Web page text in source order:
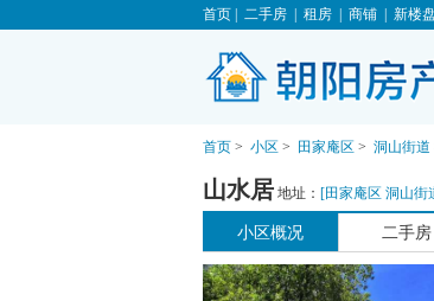
首页| 二手房| 租房| 商铺| 新楼盘
首页> 小区 > 田家庵区 > 洞山街道
山水居地址： [田家庵区 洞山街
小区概况 二手房